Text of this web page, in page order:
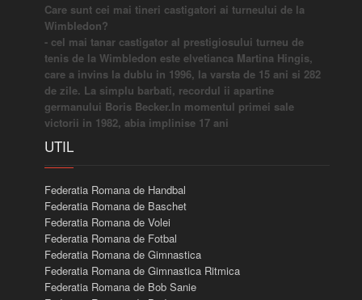
Care sunt cei mai tineri castigatori ai turneului de la
Wimbledon?
- cel mai tanar castigator al prestigiosului turneu de
tenis de la Wimbledon este elvetianca Martina Hingis,
care a invins la dublu in 1996, la varsta de 15 ani si 282
de zile. La simplu barbati, recordul ii apartine
germanului Boris Becker.In momentul primei sale
victorii in 1982, abia implinise 17 ani
UTIL
Federatia Romana de Handbal
Federatia Romana de Baschet
Federatia Romana de Volei
Federatia Romana de Fotbal
Federatia Romana de Gimnastica
Federatia Romana de Gimnastica Ritmica
Federatia Romana de Bob Sanie